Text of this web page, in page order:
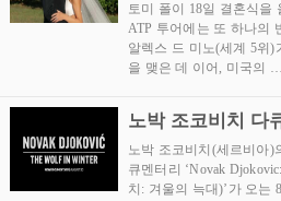
토미 폴이 18일 결혼식을
ATP 투어에는 또 하나의
알렉스 드 미노(세계 5위
을 맺은 데 이어, 미국의 …
노박 조코비치 다
노박 조코비치(세르비아)
큐멘터리 ‘Novak
치: 겨울의 늑대)’가 오는